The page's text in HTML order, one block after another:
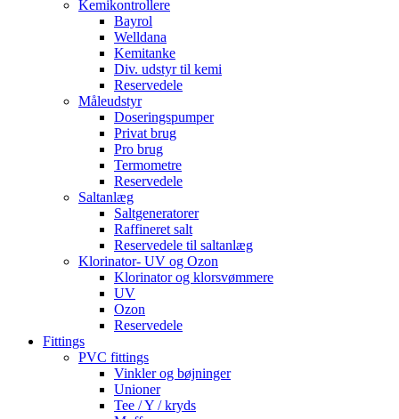
Kemikontrollere
Bayrol
Welldana
Kemitanke
Div. udstyr til kemi
Reservedele
Måleudstyr
Doseringspumper
Privat brug
Pro brug
Termometre
Reservedele
Saltanlæg
Saltgeneratorer
Raffineret salt
Reservedele til saltanlæg
Klorinator- UV og Ozon
Klorinator og klorsvømmere
UV
Ozon
Reservedele
Fittings
PVC fittings
Vinkler og bøjninger
Unioner
Tee / Y / kryds